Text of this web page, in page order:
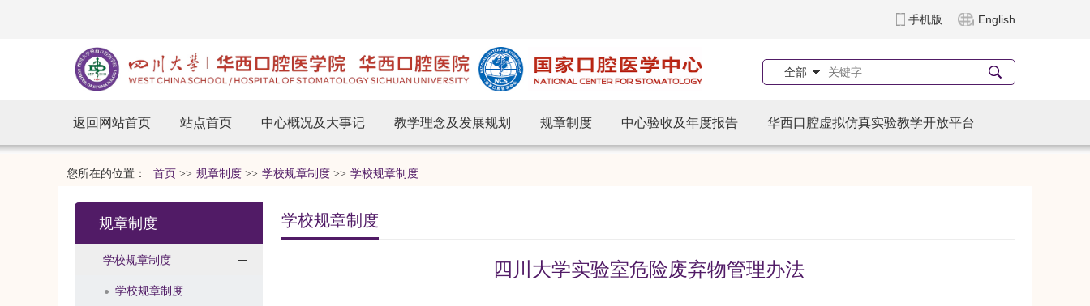
手机版 English
全部
返回网站首页 站点首页 中心概况及大事记 教学理念及发展规划 规章制度 中心验收及年度报告 华西口腔虚拟仿真实验教学开放平台
您所在的位置： 首页 >> 规章制度 >> 学校规章制度 >> 学校规章制度
规章制度
学校规章制度
学校规章制度
学校规章制度
四川大学实验室危险废弃物管理办法